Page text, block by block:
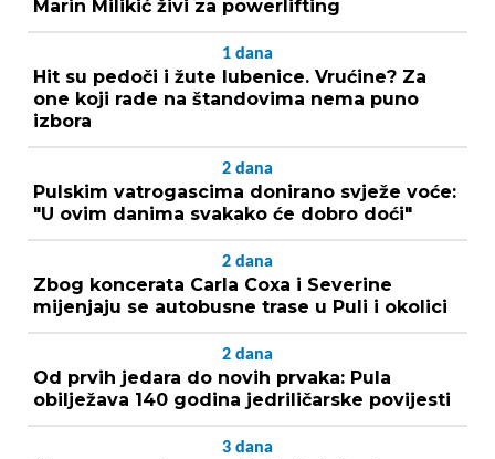
Marin Milikić živi za powerlifting
1 dana
Hit su pedoči i žute lubenice. Vrućine? Za
one koji rade na štandovima nema puno
izbora
2 dana
Pulskim vatrogascima donirano svježe voće:
"U ovim danima svakako će dobro doći"
2 dana
Zbog koncerata Carla Coxa i Severine
mijenjaju se autobusne trase u Puli i okolici
2 dana
Od prvih jedara do novih prvaka: Pula
obilježava 140 godina jedriličarske povijesti
3 dana